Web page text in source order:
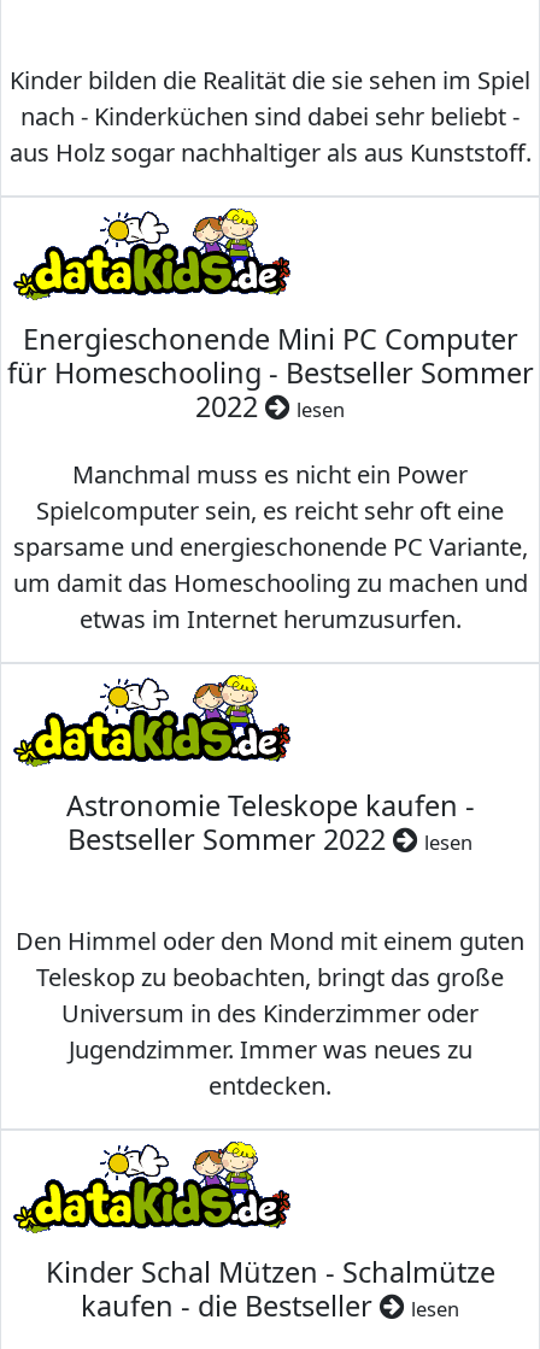
Kinder bilden die Realität die sie sehen im Spiel
nach - Kinderküchen sind dabei sehr beliebt -
aus Holz sogar nachhaltiger als aus Kunststoff.
Energieschonende Mini PC Computer
für Homeschooling - Bestseller Sommer
2022
lesen
Manchmal muss es nicht ein Power
Spielcomputer sein, es reicht sehr oft eine
sparsame und energieschonende PC Variante,
um damit das Homeschooling zu machen und
etwas im Internet herumzusurfen.
Astronomie Teleskope kaufen -
Bestseller Sommer 2022
lesen
Den Himmel oder den Mond mit einem guten
Teleskop zu beobachten, bringt das große
Universum in des Kinderzimmer oder
Jugendzimmer. Immer was neues zu
entdecken.
Kinder Schal Mützen - Schalmütze
kaufen - die Bestseller
lesen